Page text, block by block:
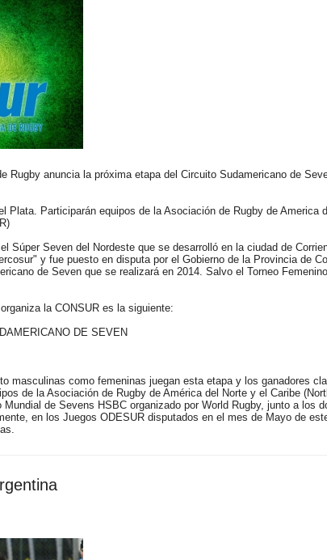
Rugby anuncia la próxima etapa del Circuito Sudamericano de
Plata. Participarán equipos de la Asociación de Rugby de
Súper Seven del Nordeste que se desarrolló en la ciudad de
y fue puesto en disputa por el Gobierno de la Provincia
de Seven que se realizará en 2014. Salvo el Torneo
la CONSUR es la siguiente:
DE SEVEN
masculinas como femeninas juegan esta etapa y los ganadores
de la Asociación de Rugby de América del Norte y el Caribe
Mundial de Sevens HSBC organizado por World Rugby, junto a
en los Juegos ODESUR disputados en el mes de Mayo de